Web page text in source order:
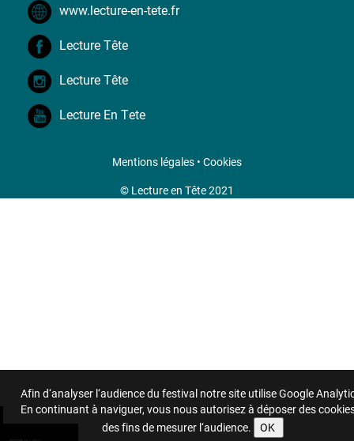
Afin d‘analyser l‘audience du festival notre site utilise Google
En continuant à naviguer, vous nous autorisez à déposer des
des fins de mesurer l‘audience.
www.lecture-en-tete.fr
Lecture Tête
Lecture Tête
Lecture En Tete
Mentions légales • Cookies
© Lecture en Tête 2021